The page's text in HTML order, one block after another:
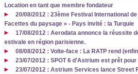
Location en tant que membre fondateur
20/08/2012 : 23ème Festival International
Facettes du paysage » - Pays invité : la Turquie
17/08/2012 : Aerodata annonce la réussite
estivale en région parisienne.
08/08/2012 : Volte-face : La RATP rend
23/07/2012 : SPOT 6 d’Astrium est prêt
23/07/2012 : Astrium Services lance Street